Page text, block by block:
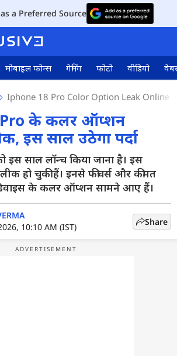
a Preferred Source
मोबाइल फोन्स गेमिंग फोटो वीडियो
Iphone 18 Pro Color Option Leak Online
के कलर ऑप्शन
इस साल उठेगा पर्दा
इस साल लॉन्च किया जाना है। इस
लीक हो चुकी हैं। इनसे फीचर्स और कीमत
के कलर ऑप्शन सामने आए हैं।
10:10 AM (IST)
Share